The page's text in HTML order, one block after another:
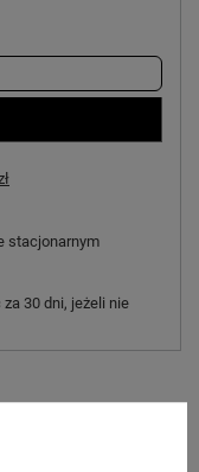
stacjonarnym
za 30 dni, jeżeli nie